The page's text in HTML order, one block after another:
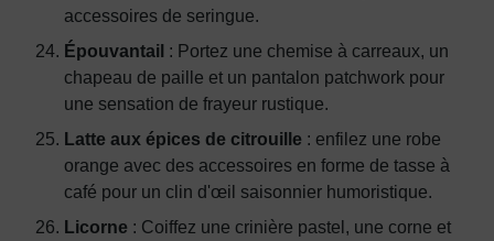
accessoires de seringue.
Épouvantail : Portez une chemise à carreaux, un
chapeau de paille et un pantalon patchwork pour
une sensation de frayeur rustique.
Latte aux épices de citrouille : enfilez une robe
orange avec des accessoires en forme de tasse à
café pour un clin d'œil saisonnier humoristique.
Licorne : Coiffez une crinière pastel, une corne et